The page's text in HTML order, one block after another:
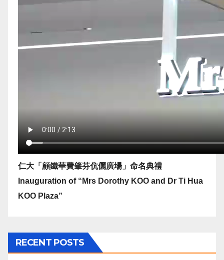
仁大「顧鐵華費肇芬伉儷廣場」命名典禮
Inauguration of “Mrs Dorothy KOO and Dr Ti Hua
KOO Plaza”
RECENT POSTS